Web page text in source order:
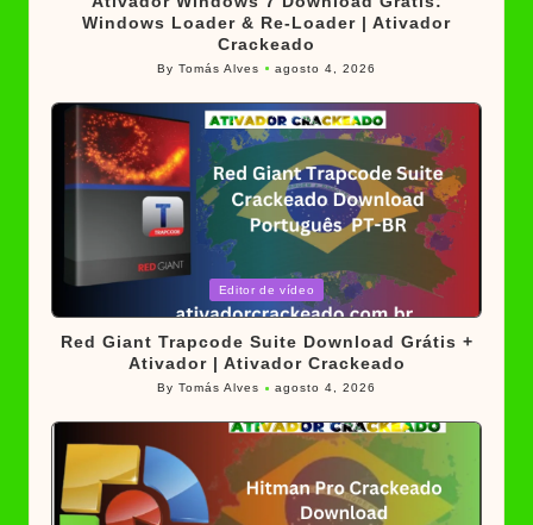
Windows Loader & Re-Loader | Ativador
Crackeado
Posted
ByTomás Alves agosto 4, 2026
Posted
in
Editor de vídeo
Red Giant Trapcode Suite Download Grátis +
Ativador | Ativador Crackeado
Posted
ByTomás Alves agosto 4, 2026